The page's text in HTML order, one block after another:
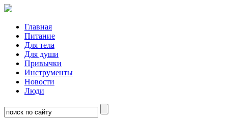
Главная
Питание
Для тела
Для души
Привычки
Инструменты
Новости
Люди